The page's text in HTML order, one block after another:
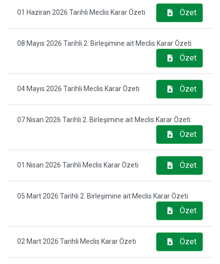
01 Haziran 2026 Tarihli Meclis Karar Özeti Özet
08 Mayıs 2026 Tarihli 2. Birleşimine ait Meclis Karar Özeti
Özet
04 Mayıs 2026 Tarihli Meclis Karar Özeti Özet
07 Nisan 2026 Tarihli 2. Birleşimine ait Meclis Karar Özeti
Özet
01 Nisan 2026 Tarihli Meclis Karar Özeti Özet
05 Mart 2026 Tarihli 2. Birleşimine ait Meclis Karar Özeti
Özet
02 Mart 2026 Tarihli Meclis Karar Özeti Özet